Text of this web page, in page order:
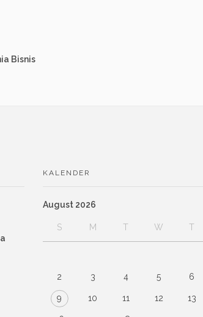
Bisnis
KALENDER
August 2026
S M T W T
2 3 4 5 6
9 10 11 12 13